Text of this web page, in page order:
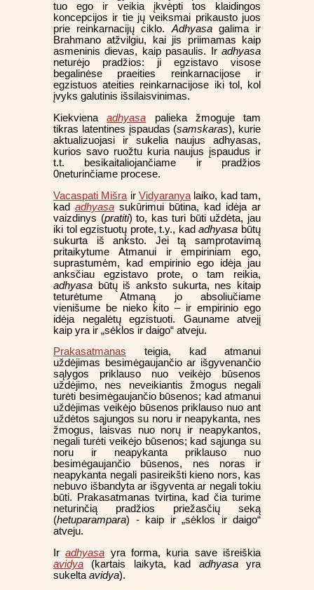
tuo ego ir veikia įkvėpti tos klaidingos
koncepcijos ir tie jų veiksmai prikausto juos
prie reinkarnacijų ciklo.Adhyasagalima ir
Brahmano atžvilgiu, kai jis priimamas kaip
asmeninis dievas, kaip pasaulis. Ir adhyasa
neturėjo pradžios: ji egzistavo visose
begalinėse praeities reinkarnacijose ir
egzistuos ateities reinkarnacijose iki tol, kol
įvyks galutinis išsilaisvinimas.
Kiekvienaadhyasa palieka žmoguje tam
tikras latentines įspaudas (samskaras), kurie
aktualizuojasi ir sukelia naujus adhyasas,
kurios savo ruožtu kuria naujus įspaudus ir
t.t. besikaitaliojančiame ir pradžios
0neturinčiame procese.
Vacaspati Mišra irVidyaranya laiko, kad tam,
kad adhyasa sukūrimui būtina, kad idėja ar
vaizdinys (pratiti) to, kas turi būti uždėta, jau
iki tol egzistuotų prote, t.y., kadadhyasa būtų
sukurta iš anksto. Jei tą samprotavimą
pritaikytume Atmanui ir empiriniam ego,
suprastumėm, kad empirinio ego idėja jau
anksčiau egzistavo prote, o tam reikia,
adhyasa būtų iš anksto sukurta, nes kitaip
teturėtume Atmaną jo absoliučiame
vienišume be nieko kito – ir empirinio ego
idėja negalėtų egzistuoti. Gauname atvejį
kaip yra ir „sėklos ir daigo“ atveju.
Prakasatmanas teigia, kad atmanui
uždėjimas besimėgaujančio ar išgyvenančio
sąlygos priklauso nuo veikėjo būsenos
uždėjimo, nes neveikiantis žmogus negali
turėti besimėgaujančio būsenos; kad atmanui
uždėjimas veikėjo būsenos priklauso nuo ant
uždėtos sąjungos su noru ir neapykanta, nes
žmogus, laisvas nuo norų ir neapykantos,
negali turėti veikėjo būsenos; kad sąjunga su
noru ir neapykanta priklauso nuo
besimėgaujančio būsenos, nes noras ir
neapykanta negali pasireikšti kieno nors, kas
nebuvo išbandyta ar išgyventa ar negali tokiu
būti. Prakasatmanas tvirtina, kad čia turime
neturinčią pradžios priežasčių seką
(hetuparampara) - kaip ir „sėklos ir daigo“
atveju.
Iradhyasa yra forma, kuria save išreiškia
avidya (kartais laikyta, kad adhyasayra
sukelta avidya).